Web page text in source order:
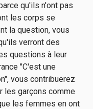
qu'ils n'ont pas
les corps se
la question, vous
verront des
questions à leur
"C'est une
vous contribuerez
les garçons comme
les femmes en ont